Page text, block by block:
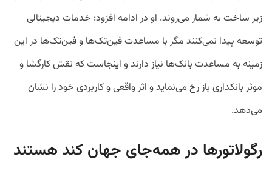
زیر ساخت به شمار می‌روند. او در ادامه افزود: خدمات دیجیتالی
توسعه پیدا نمی‌کنند مگر با مساعدت فین‌تک‌ها و فین‌تک‌ها در این
زمینه به مساعدت بانک‌ها نیاز دارند و اینجاست که نقش کارگشا و
موثر بانکداری باز رخ می‌نماید و اثر واقعی و کاربردی خود را نشان
می‌دهد.
رگولاتورها در همه‌جای جهان کند هستند